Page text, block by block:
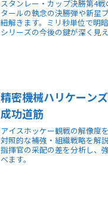
スタンレー・カップ決勝第4
タールの執念の決勝弾や新星
紐解きます。ミリ秒単位で明
シリーズの今後の鍵が深く見
精密機械ハリケーン
成功道筋
アイスホッケー観戦の解像度
対照的な補強・組織戦略を解
指揮官の采配の差を分析し、
べます。